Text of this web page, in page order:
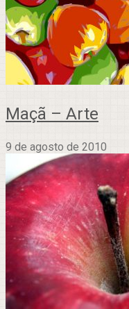
Maçã – Arte
9 de agosto de 2010